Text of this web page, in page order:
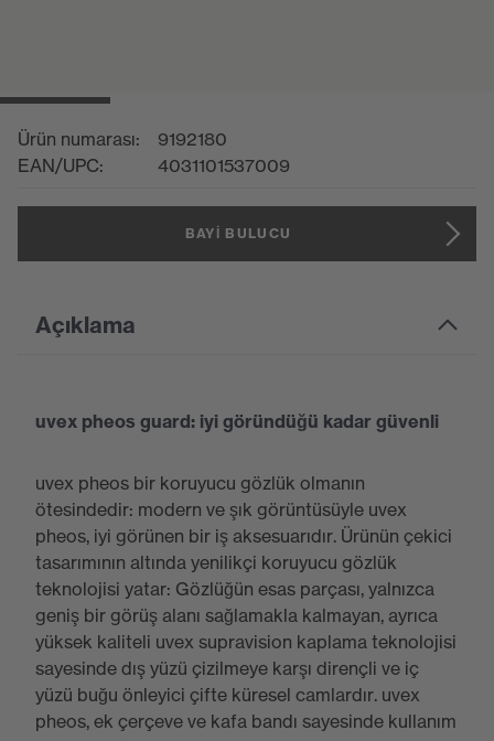
Ürün numarası:
9192180
EAN/UPC:
4031101537009
BAYI BULUCU
Açıklama
uvex pheos guard: iyi göründüğü kadar güvenli
uvex pheos bir koruyucu gözlük olmanın
ötesindedir: modern ve şık görüntüsüyle uvex
pheos, iyi görünen bir iş aksesuarıdır. Ürünün çekici
tasarımının altında yenilikçi koruyucu gözlük
teknolojisi yatar: Gözlüğün esas parçası, yalnızca
geniş bir görüş alanı sağlamakla kalmayan, ayrıca
yüksek kaliteli uvex supravision kaplama teknolojisi
sayesinde dış yüzü çizilmeye karşı dirençli ve iç
yüzü buğu önleyici çifte küresel camlardır. uvex
pheos, ek çerçeve ve kafa bandı sayesinde kullanım